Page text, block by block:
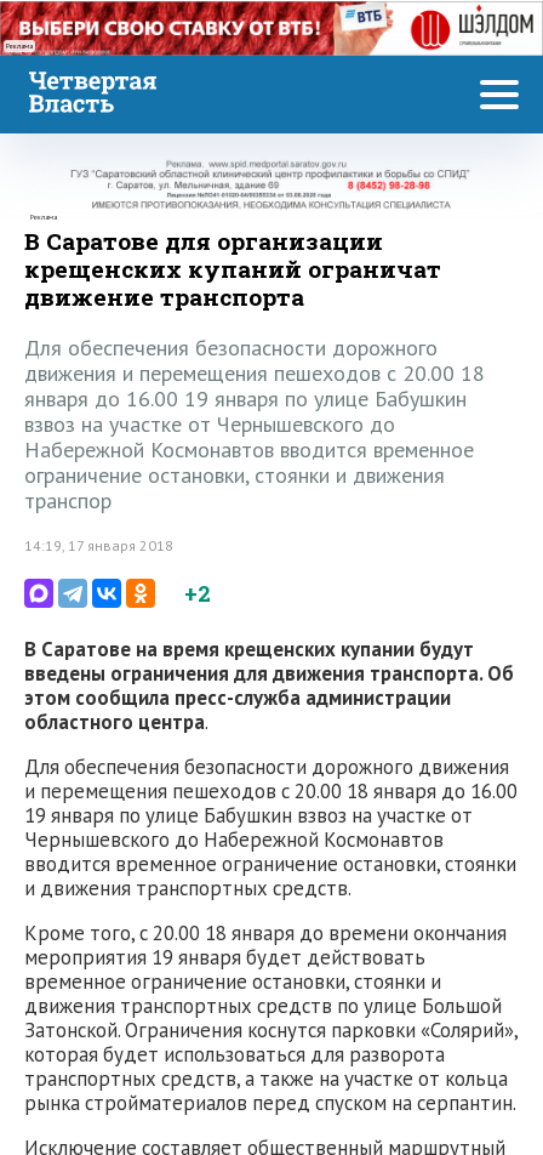
Реклама
Реклама
В Саратове для организации
крещенских купаний ограничат
движение транспорта
Для обеспечения безопасности дорожного
движения и перемещения пешеходов с 20.00 18
января до 16.00 19 января по улице Бабушкин
взвоз на участке от Чернышевского до
Набережной Космонавтов вводится временное
ограничение остановки, стоянки и движения
транспор
14:19, 17 января 2018
+2
В Саратове на время крещенских купании будут
введены ограничения для движения транспорта. Об
этом сообщила пресс-служба администрации
областного центра.
Для обеспечения безопасности дорожного движения
и перемещения пешеходов с 20.00 18 января до 16.00
19 января по улице Бабушкин взвоз на участке от
Чернышевского до Набережной Космонавтов
вводится временное ограничение остановки, стоянки
и движения транспортных средств.
Кроме того, с 20.00 18 января до времени окончания
мероприятия 19 января будет действовать
временное ограничение остановки, стоянки и
движения транспортных средств по улице Большой
Затонской. Ограничения коснутся парковки «Солярий»,
которая будет использоваться для разворота
транспортных средств, а также на участке от кольца
рынка стройматериалов перед спуском на серпантин.
Исключение составляет общественный маршрутный